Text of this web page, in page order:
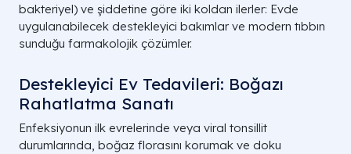
bakteriyel) ve şiddetine göre iki koldan ilerler: Evde
uygulanabilecek destekleyici bakımlar ve modern tıbbın
sunduğu farmakolojik çözümler.
Destekleyici Ev Tedavileri: Boğazı
Rahatlatma Sanatı
Enfeksiyonun ilk evrelerinde veya viral tonsillit
durumlarında, boğaz florasını korumak ve doku